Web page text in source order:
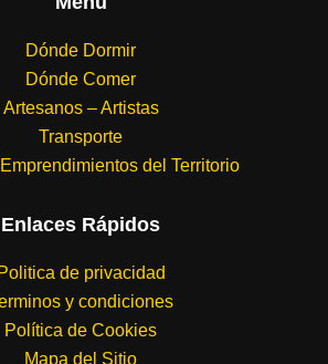
Dónde Dormir
Dónde Comer
Artesanos – Artistas
Transporte
del Territorio
Enlaces Rápidos
Politica de privacidad
y condiciones
Política de Cookies
Mapa del Sitio